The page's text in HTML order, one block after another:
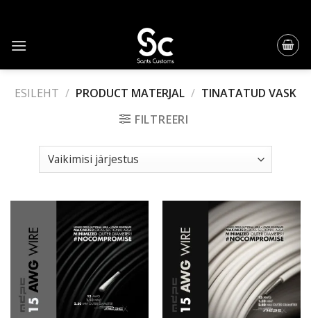
content
ESILEHT / PRODUCT MATERJAL / TINATATUD VASK
FILTREERI